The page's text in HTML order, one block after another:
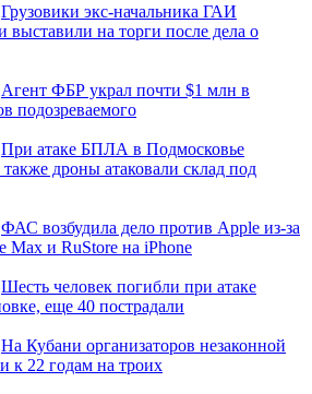
Грузовики экс-начальника ГАИ
выставили на торги после дела о
Агент ФБР украл почти $1 млн в
подозреваемого
При атаке БПЛА в Подмосковье
дроны атаковали склад под
ФАС возбудила дело против Apple из-за
Max и RuStore на iPhone
Шесть человек погибли при атаке
еще 40 пострадали
На Кубани организаторов незаконной
к 22 годам на троих